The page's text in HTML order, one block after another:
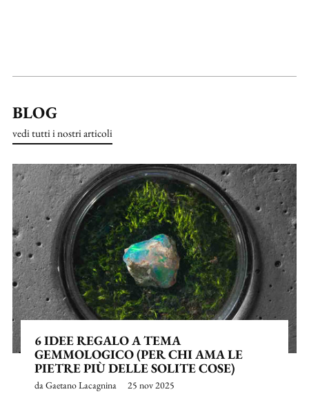
BLOG
vedi tutti i nostri articoli
6 IDEE REGALO A TEMA
GEMMOLOGICO (PER CHI AMA LE
PIETRE PIÙ DELLE SOLITE COSE)
da Gaetano Lacagnina 25 nov 2025